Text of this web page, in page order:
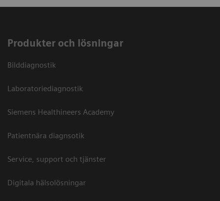
Produkter och lösningar
Bilddiagnostik
Laboratoriediagnostik
Siemens Healthineers Academy
Patientnära diagnsotik
Service, support och tjänster
Digitala hälsolösningar